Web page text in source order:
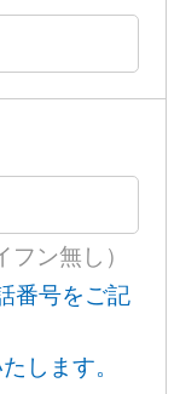
ン無し）
番号をご記
します。